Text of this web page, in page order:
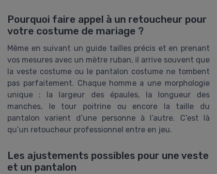
Pourquoi faire appel à un retoucheur pour
votre costume de mariage ?
Même en suivant un guide tailles précis et en prenant
vos mesures avec un mètre ruban, il arrive souvent que
la veste costume ou le pantalon costume ne tombent
pas parfaitement. Chaque homme a une morphologie
unique : la largeur des épaules, la longueur des
manches, le tour poitrine ou encore la taille du
pantalon varient d’une personne à l’autre. C’est là
qu’un retoucheur professionnel entre en jeu.
Les ajustements possibles pour une veste
et un pantalon